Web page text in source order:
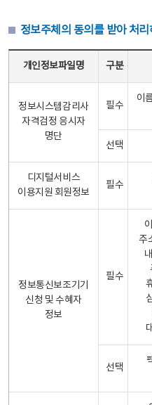
정보주체의 동의를 받아 처
개인정보파일명 구분
정보시스템감리사
자격검정 응시자
명단
필수
이
선택
디지털서비스
이용지원 회원정보
필수
정보통신보조기기
신청 및 수혜자
정보
필수
주
선택